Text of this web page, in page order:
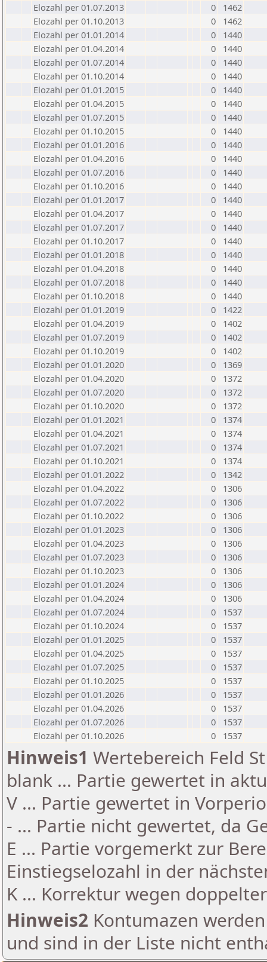
Elozahl per 01.07.2013
0
1462
Elozahl per 01.10.2013
0
1462
Elozahl per 01.01.2014
0
1440
Elozahl per 01.04.2014
0
1440
Elozahl per 01.07.2014
0
1440
Elozahl per 01.10.2014
0
1440
Elozahl per 01.01.2015
0
1440
Elozahl per 01.04.2015
0
1440
Elozahl per 01.07.2015
0
1440
Elozahl per 01.10.2015
0
1440
Elozahl per 01.01.2016
0
1440
Elozahl per 01.04.2016
0
1440
Elozahl per 01.07.2016
0
1440
Elozahl per 01.10.2016
0
1440
Elozahl per 01.01.2017
0
1440
Elozahl per 01.04.2017
0
1440
Elozahl per 01.07.2017
0
1440
Elozahl per 01.10.2017
0
1440
Elozahl per 01.01.2018
0
1440
Elozahl per 01.04.2018
0
1440
Elozahl per 01.07.2018
0
1440
Elozahl per 01.10.2018
0
1440
Elozahl per 01.01.2019
0
1422
Elozahl per 01.04.2019
0
1402
Elozahl per 01.07.2019
0
1402
Elozahl per 01.10.2019
0
1402
Elozahl per 01.01.2020
0
1369
Elozahl per 01.04.2020
0
1372
Elozahl per 01.07.2020
0
1372
Elozahl per 01.10.2020
0
1372
Elozahl per 01.01.2021
0
1374
Elozahl per 01.04.2021
0
1374
Elozahl per 01.07.2021
0
1374
Elozahl per 01.10.2021
0
1374
Elozahl per 01.01.2022
0
1342
Elozahl per 01.04.2022
0
1306
Elozahl per 01.07.2022
0
1306
Elozahl per 01.10.2022
0
1306
Elozahl per 01.01.2023
0
1306
Elozahl per 01.04.2023
0
1306
Elozahl per 01.07.2023
0
1306
Elozahl per 01.10.2023
0
1306
Elozahl per 01.01.2024
0
1306
Elozahl per 01.04.2024
0
1306
Elozahl per 01.07.2024
0
1537
Elozahl per 01.10.2024
0
1537
Elozahl per 01.01.2025
0
1537
Elozahl per 01.04.2025
0
1537
Elozahl per 01.07.2025
0
1537
Elozahl per 01.10.2025
0
1537
Elozahl per 01.01.2026
0
1537
Elozahl per 01.04.2026
0
1537
Elozahl per 01.07.2026
0
1537
Elozahl per 01.10.2026
0 1537
Hinweis1 Wertebereich Feld
blank ... Partie gewertet in
V ... Partie gewertet in
- ... Partie nicht gewertet, da
E ... Partie vorgemerkt zur
Einstiegselozahl in der
K ... Korrektur wegen
Hinweis2 Kontumazen
und sind in der Liste nicht